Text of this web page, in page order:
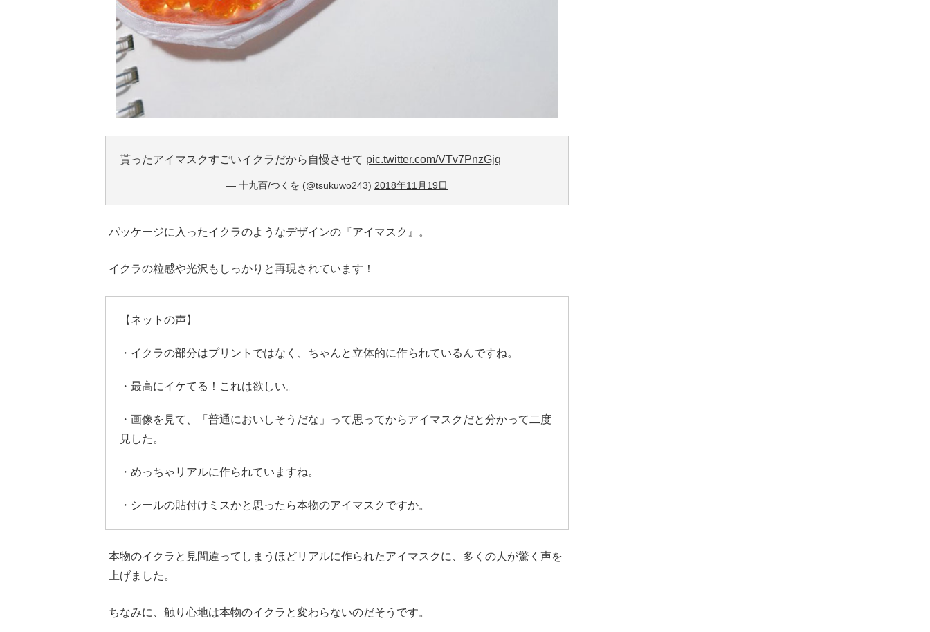
貰ったアイマスクすごいイクラだから自慢させて pic.twitter.com/VTv7PnzGjq
— 十九百/つくを (@tsukuwo243) 2018年11月19日
パッケージに入ったイクラのようなデザインの『アイマスク』。
イクラの粒感や光沢もしっかりと再現されています！
【ネットの声】
・イクラの部分はプリントではなく、ちゃんと立体的に作られているんですね。
・最高にイケてる！これは欲しい。
・画像を見て、「普通においしそうだな」って思ってからアイマスクだと分かって二度
見した。
・めっちゃリアルに作られていますね。
・シールの貼付けミスかと思ったら本物のアイマスクですか。
本物のイクラと見間違ってしまうほどリアルに作られたアイマスクに、多くの人が驚く声を
上げました。
ちなみに、触り心地は本物のイクラと変わらないのだそうです。